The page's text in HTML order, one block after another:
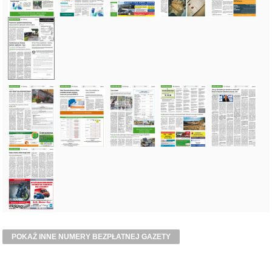
POKAŻ INNE NUMERY BEZPŁATNEJ GAZETY